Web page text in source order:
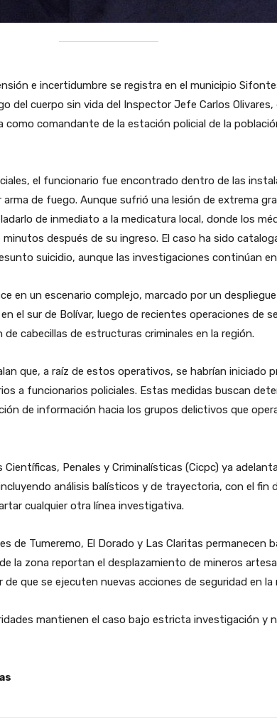
e incertidumbre se registra en el municipio
del cuerpo sin vida del Inspector Jefe Carlos Olivares,
como comandante de la estación policial de la
el funcionario fue encontrado dentro de las
de fuego. Aunque sufrió una lesión de extrema
de inmediato a la medicatura local, donde los
después de su ingreso. El caso ha sido
suicidio, aunque las investigaciones continúan
en un escenario complejo, marcado por un
el sur de Bolívar, luego de recientes operaciones de
de cabecillas de estructuras criminales en la región.
que, a raíz de estos operativos, se habrían iniciado
a funcionarios policiales. Estas medidas buscan
de información hacia los grupos delictivos que
Científicas, Penales y Criminalísticas (Cicpc) ya
análisis balísticos y de trayectoria, con el fin
cualquier otra línea investigativa.
de Tumeremo, El Dorado y Las Claritas permanecen
la zona reportan el desplazamiento de mineros
que se ejecuten nuevas acciones de seguridad en la
mantienen el caso bajo estricta investigación y